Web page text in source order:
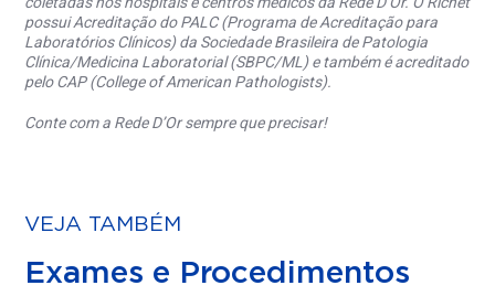
possui Acreditação do PALC (Programa de Acreditação para
Laboratórios Clínicos) da Sociedade Brasileira de Patologia
Clínica/Medicina Laboratorial (SBPC/ML) e também é acreditado
pelo CAP (College of American Pathologists).
Conte com a Rede D’Or sempre que precisar!
VEJA TAMBÉM
Exames e Procedimentos